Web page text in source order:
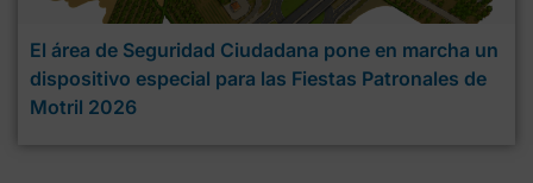
El área de Seguridad Ciudadana pone en marcha un
dispositivo especial para las Fiestas Patronales de
Motril 2026